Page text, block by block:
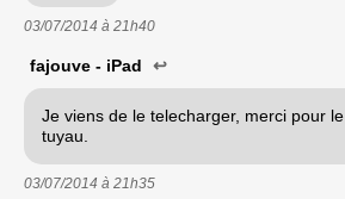
03/07/2014 à 21h40
fajouve - iPad ↩
Je viens de le telecharger, merci pour le
tuyau.
03/07/2014 à 21h35